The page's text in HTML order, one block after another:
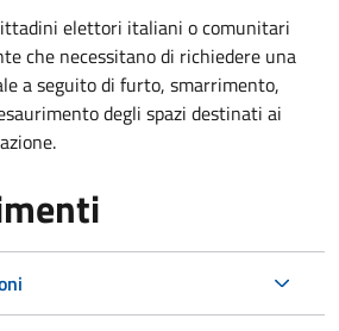
elettori italiani o comunitari
che necessitano di richiedere una
a seguito di furto, smarrimento,
degli spazi destinati ai